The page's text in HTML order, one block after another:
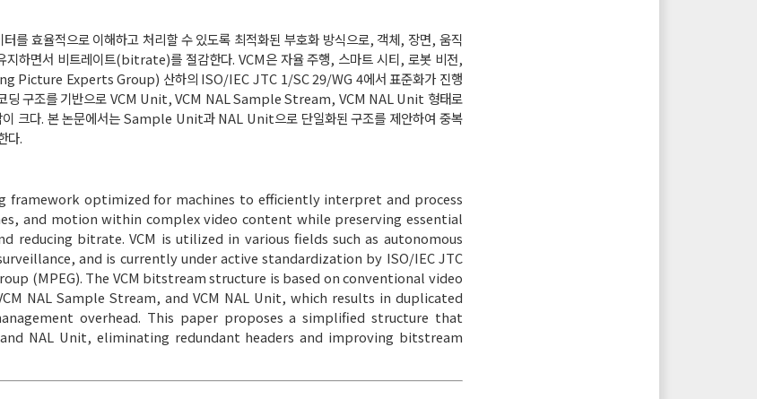
효율적으로 이해하고 처리할 수 있도록 최적화된 부호화 방식으로, 객체, 장면, 움직
지하면서 비트레이트(bitrate)를 절감한다. VCM은 자율 주행, 스마트 시티, 로봇 비전,
Picture Experts Group) 산하의 ISO/IEC JTC 1/SC 29/WG 4에서 표준화가 진행
딩 구조를 기반으로 VCM Unit, VCM NAL Sample Stream, VCM NAL Unit 형태로
크다. 본 논문에서는 Sample Unit과 NAL Unit으로 단일화된 구조를 제안하여 중복
다.
framework optimized for machines to efficiently interpret and process
and motion within complex video content while preserving essential
reducing bitrate. VCM is utilized in various fields such as autonomous
and is currently under active standardization by ISO/IEC JTC
(MPEG). The VCM bitstream structure is based on conventional video
NAL Sample Stream, and VCM NAL Unit, which results in duplicated
overhead. This paper proposes a simplified structure that
NAL Unit, eliminating redundant headers and improving bitstream